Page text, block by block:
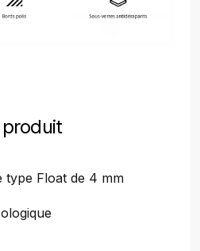
type Float de 4 mm